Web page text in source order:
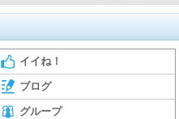
イイね！
ブログ
グループ